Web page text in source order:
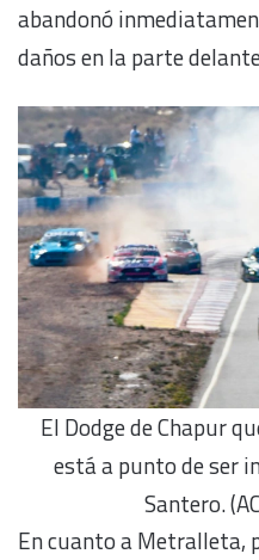
abandonó
daños en la parte
El Dodge de Chapur
está a punto de ser
Santero.
En cuanto a Metralleta,